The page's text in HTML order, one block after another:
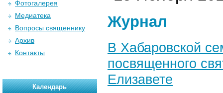
Журнал
В Хабаровской
посвященного
Елизавете
Фотогалерея
Медиатека
Вопросы священнику
Архив
Контакты
Календарь